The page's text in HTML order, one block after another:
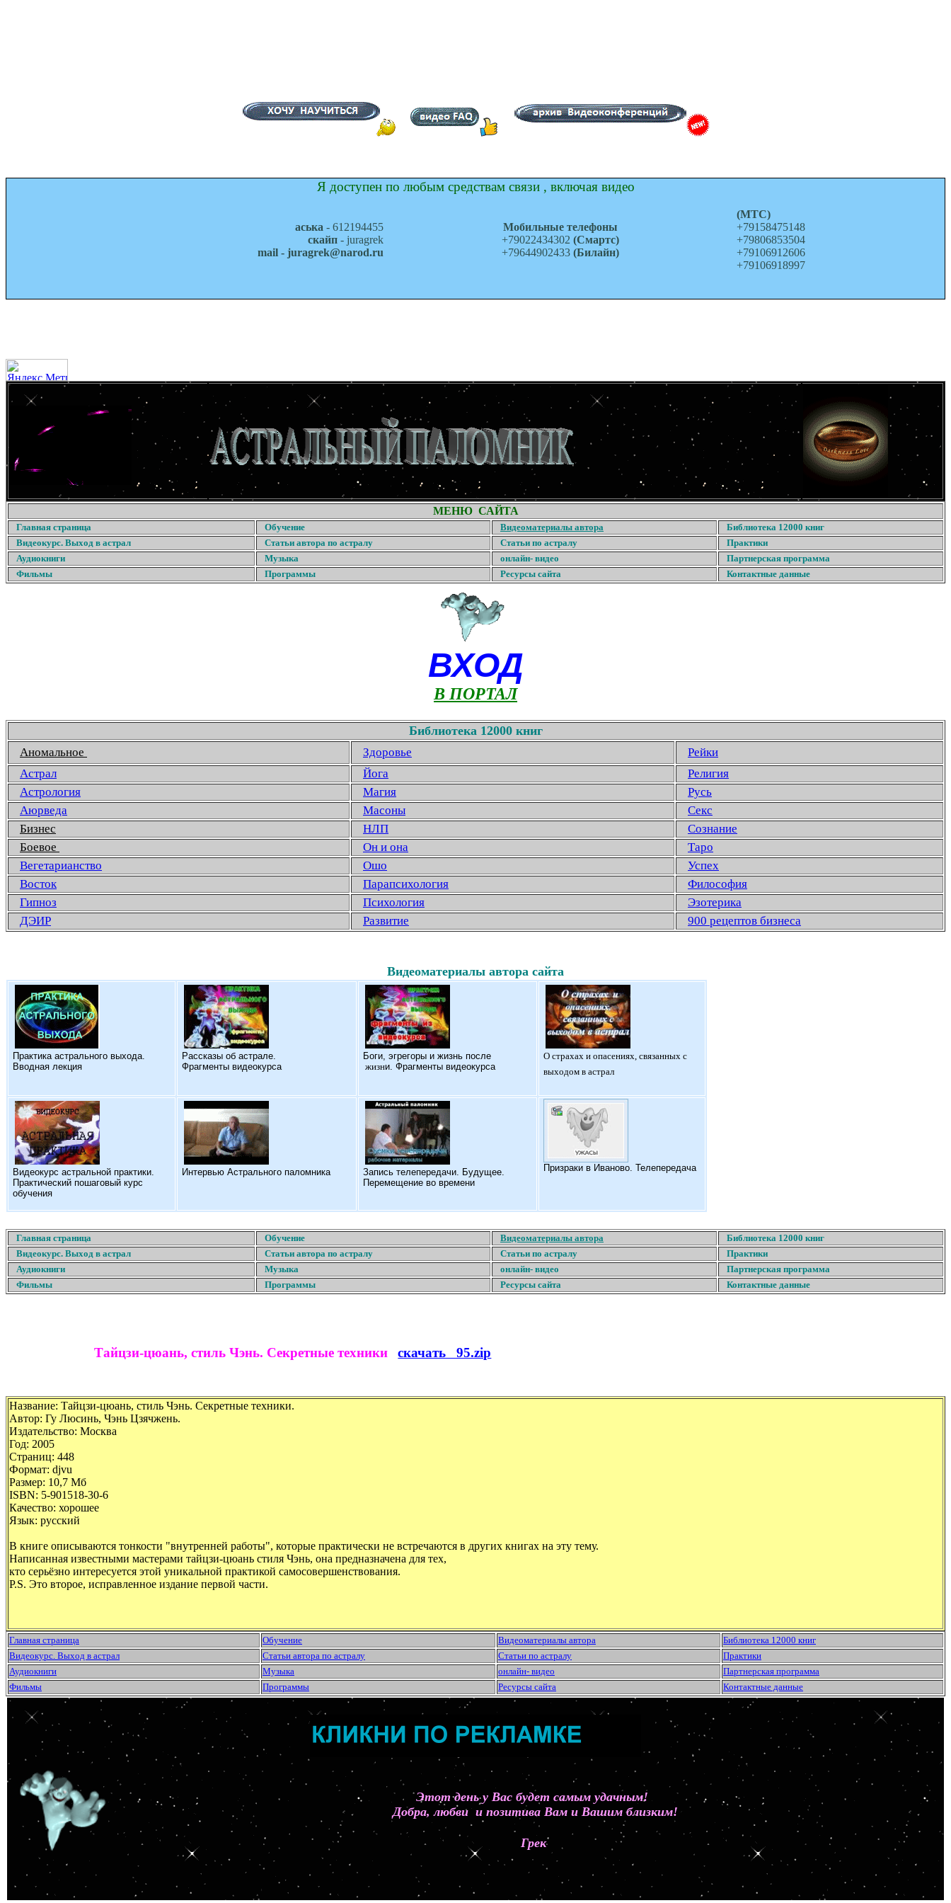
Я доступен по любым средствам связи , включая видео
аська - 612194455
скайп - juragrek
mail - juragrek@narod.ru
Мобильные телефоны
+79022434302 (Смартс)
+79644902433(Билайн)
(МТС)
+79158475148
+79806853504
+79106912606
+79106918997
МЕНЮ САЙТА
Главная страница Обучение Видеоматериалы автора
Библиотека 12000 книг
Видеокурс. Выход в астрал
Статьи автора по астралу Статьи по астралу
Практики
Аудиокниги
Музыка онлайн- видео
Партнерская программа
Фильмы
Программы Ресурсы сайта Контактные данные
ВХОД
В ПОРТАЛ
Библиотека 12000 книг
Аномальное Здоровье
Рейки
Астрал
Йога
Религия
Астрология
Магия
Русь
Аюрведа
Масоны
Секс
Бизнес
НЛП
Сознание
Боевое
Он и она
Таро
Вегетарианство
Ошо
Успех
Восток
Парапсихология
Философия
Гипноз
Психология
Эзотерика
ДЭИР
Развитие 900 рецептов бизнеса
Видеоматериалы автора сайта
Практика астрального выхода.
Вводная лекция
Рассказы об астрале.
Фрагменты видеокурса
Боги, эгрегоры и жизнь после
жизни. Фрагменты видеокурса
О страхах и опасениях, связанных с
выходом в астрал
Видеокурс астральной практики.
Практический пошаговый курс
обучения
Интервью Астрального паломника
Запись телепередачи. Будущее.
Перемещение во времени
Призраки в Иваново. Телепередача
Главная страница Обучение Видеоматериалы автора
Библиотека 12000 книг
Видеокурс. Выход в астрал
Статьи автора по астралу Статьи по астралу
Практики
Аудиокниги
Музыка онлайн- видео
Партнерская программа
Фильмы
Программы Ресурсы сайта Контактные данные
Тайцзи-цюань, стиль Чэнь. Секретные техники скачать 95.zip
Название: Тайцзи-цюань, стиль Чэнь. Секретные техники.
Автор: Гу Люсинь, Чэнь Цзячжень.
Издательство: Москва
Год: 2005
Страниц: 448
Формат: djvu
Размер: 10,7 Мб
ISBN: 5-901518-30-6
Качество: хорошее
Язык: русский
В книге описываются тонкости "внутренней работы", которые практически не встречаются в других книгах на эту тему.
Написанная известными мастерами тайцзи-цюань стиля Чэнь, она предназначена для тех,
кто серьёзно интересуется этой уникальной практикой самосовершенствования.
P.S. Это второе, исправленное издание первой части.
Главная страница Обучение Видеоматериалы автора
Библиотека 12000 книг
Видеокурс. Выход в астрал
Статьи автора по астралу Статьи по астралу
Практики
Аудиокниги
Музыка онлайн- видео
Партнерская программа
Фильмы
Программы Ресурсы сайта Контактные данные
Этот день у Вас будет самым удачным!
Добра, любви и позитива Вам и Вашим близким!
Грек